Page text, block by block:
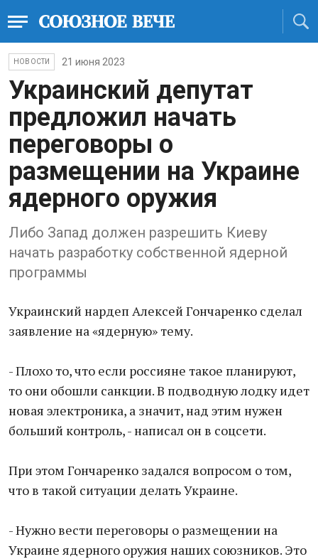
НОВОСТИ 21 июня 2023
Украинский депутат
предложил начать
переговоры о
размещении на Украине
ядерного оружия
Либо Запад должен разрешить Киеву
начать разработку собственной ядерной
программы
Украинский нардеп Алексей Гончаренко сделал
заявление на «ядерную» тему.
- Плохо то, что если россияне такое планируют,
то они обошли санкции. В подводную лодку идет
новая электроника, а значит, над этим нужен
больший контроль, - написал он в соцсети.
При этом Гончаренко задался вопросом о том,
что в такой ситуации делать Украине.
- Нужно вести переговоры о размещении на
Украине ядерного оружия наших союзников. Это